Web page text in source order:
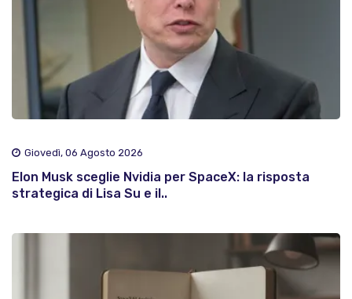
Giovedì, 06 Agosto 2026
Elon Musk sceglie Nvidia per SpaceX: la risposta
strategica di Lisa Su e il..